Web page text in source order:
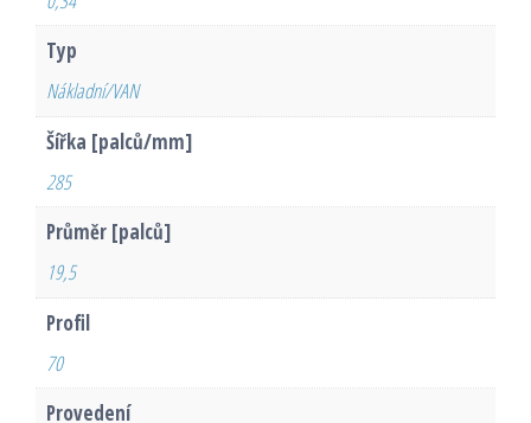
Typ
Nákladní/VAN
Šířka [palců/mm]
285
Průměr [palců]
19,5
Profil
70
Provedení